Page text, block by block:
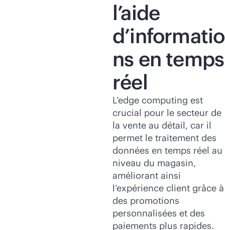
l’aide
d’informatio
ns en temps
réel
L’edge computing est
crucial pour le secteur de
la vente au détail, car il
permet le traitement des
données en temps réel au
niveau du magasin,
améliorant ainsi
l’expérience client grâce à
des promotions
personnalisées et des
paiements plus rapides.